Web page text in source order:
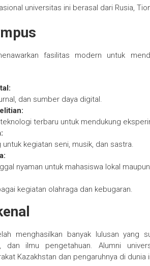
universitas ini berasal dari Rusia,
fasilitas modern untuk
dan sumber daya digital.
terbaru untuk mendukung
untuk kegiatan seni, musik, dan sastra.
nyaman untuk mahasiswa lokal
kegiatan olahraga dan kebugaran.
menghasilkan banyak lulusan yang
dan ilmu pengetahuan. Alumni
Kazakhstan dan pengaruhnya di dunia